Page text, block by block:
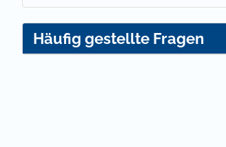
Häufig gestellte Fragen